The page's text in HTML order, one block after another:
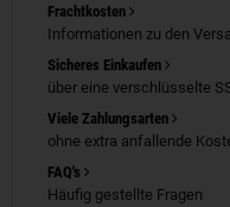
Frachtkosten
Informationen zu den
Sicheres Einkaufen
über eine verschlüsselte
Viele Zahlungsarten
ohne extra anfallende
FAQ's
Häufig gestellte Fragen